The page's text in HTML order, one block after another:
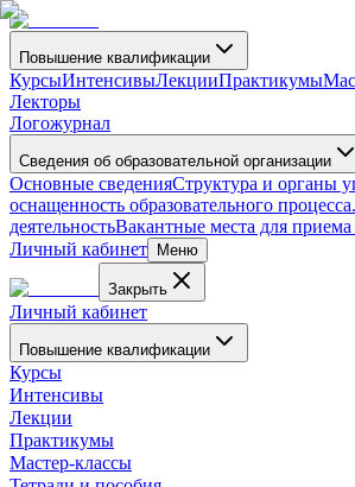
Повышение квалификации
КурсыИнтенсивыЛекцииПрактикумы
Лекторы
Логожурнал
Сведения об образовательной организации
Основные сведенияСтруктура и органы
оснащенность образовательного
деятельностьВакантные места для приема
Личный кабинет
Меню
Закрыть
Личный кабинет
Повышение квалификации
Курсы
Интенсивы
Лекции
Практикумы
Мастер-классы